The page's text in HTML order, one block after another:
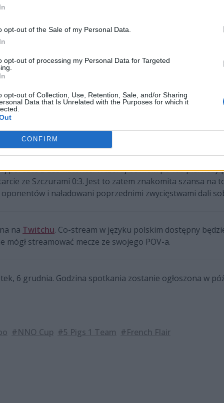
opt-out of the Sale of my Personal Data.
opt-out of processing my Personal Data for Targeted
opt-out of Collection, Use, Retention, Sale, and/or Sharing
Data that Is Unrelated with the Purposes for which it
CONFIRM
odgryźć Francuzom
bój z French Flair. Zespół byłego dżunglera Teamu
Cup i wówczas przegrał 2:3. Niemniej w czterech z
tylko dwie. Dziś zatem nadarzy się okazja na to, aby
rok LEC. Tak prezentuje się nowa drużyna
jeszcze ani jednej potyczki. Najpierw mierzyło się z
polska piątka nie miała zbyt wiele do powiedzenia z
Hiszpanie równie szybko musieli uznać wyższość
porażce z Los Ratones. Wczoraj bowiem po raz
ze Szczurami 0:3. Jest to zatem znakomita szansa na
i naładowani poprzednimi zwycięstwami dali
na Twitchu. Co-stream w języku polskim dostępny
mógł streamować mecze ze swojego POV-a.
6 grudnia. Godzina spotkania zostanie ogłoszona w
#NNO Cup #5 Pigs 1 Team #French Flair